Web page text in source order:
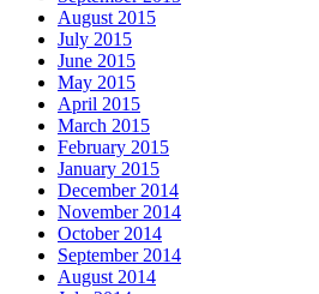
August 2015
July 2015
June 2015
May 2015
April 2015
March 2015
February 2015
January 2015
December 2014
November 2014
October 2014
September 2014
August 2014